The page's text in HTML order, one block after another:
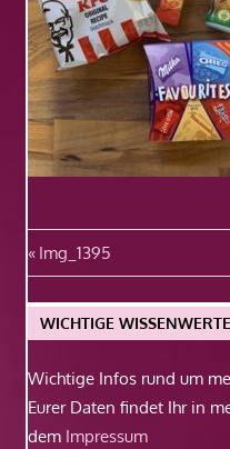
Vorheriger
Beitrag:
Img_1395
WICHTIGE
Wichtige Infos rund um
Eurer Daten findet Ihr in
dem Impressum